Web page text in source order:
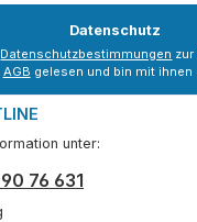
Datenschutz
Datenschutzbestimmungen
AGB gelesen und bin mit ihnen
unter:
76 631